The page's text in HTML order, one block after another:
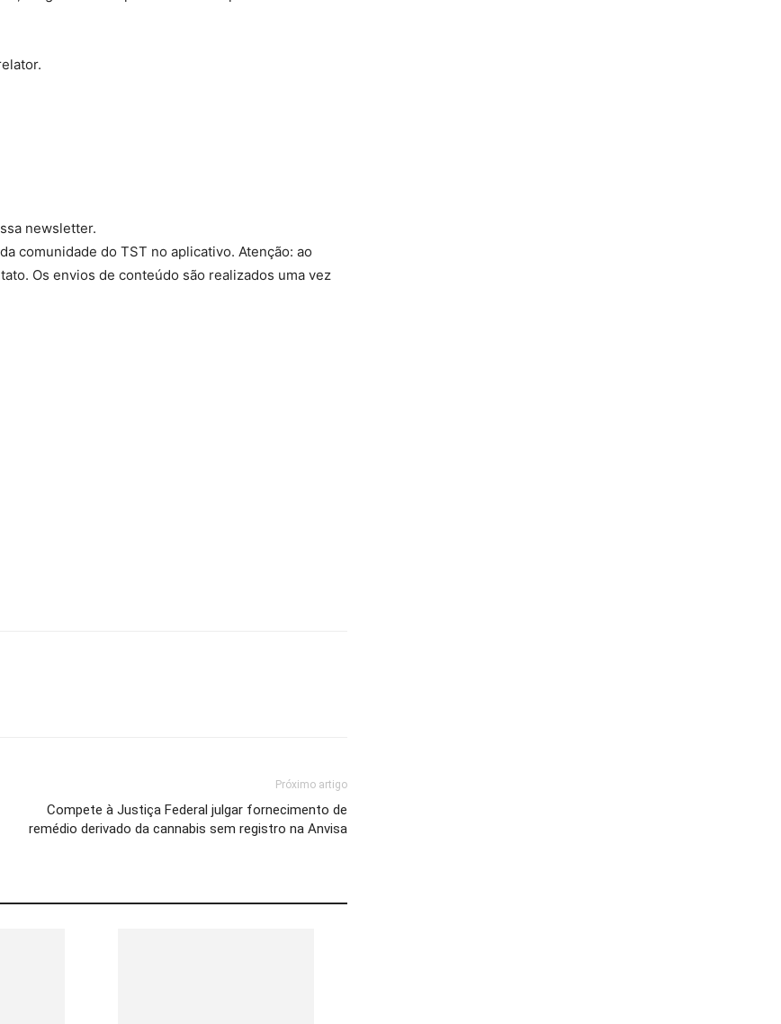
newsletter.
comunidade do TST no aplicativo. Atenção: ao
Os envios de conteúdo são realizados uma vez
Próximo artigo
Compete à Justiça Federal julgar fornecimento de
remédio derivado da cannabis sem registro na Anvisa